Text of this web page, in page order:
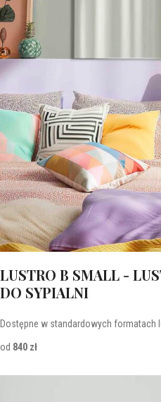
LUSTRO B SMALL -
DO SYPIALNI
Dostępne w standardowych formatach
od 840 zł